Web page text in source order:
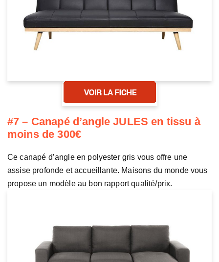
#7 – Canapé d’angle JULES en tissu à
moins de 300€
Ce canapé d’angle en polyester gris vous offre une
assise profonde et accueillante. Maisons du monde vous
propose un modèle au bon rapport qualité/prix.